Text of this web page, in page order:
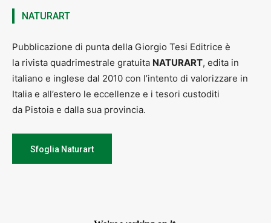
NATURART
Pubblicazione di punta della Giorgio Tesi Editrice è
la rivista quadrimestrale gratuita NATURART, edita in
italiano e inglese dal 2010 con l’intento di valorizzare in
Italia e all’estero le eccellenze e i tesori custoditi
da Pistoia e dalla sua provincia.
Sfoglia Naturart